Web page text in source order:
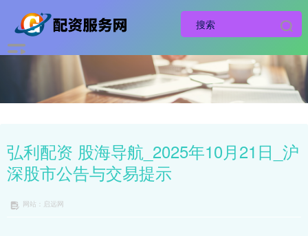
弘利配资 股海导航_2025年10月21日_沪
深股市公告与交易提示
网站：启远网